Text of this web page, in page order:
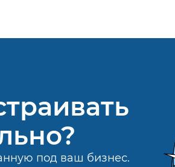
под ваш бизнес.